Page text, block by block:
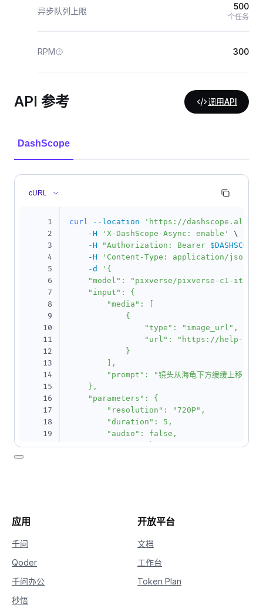
异步队列上限 500
个任务
RPM 300
API 参考 调用API
DashScope
cURL
1
2
3
4
5
6
7
8
9
10
11
12
13
14
15
16
17
18
19
20
curl --location
'https://
-H
'X-DashScope-Async: enable'
\
-H
"Authorization: Bearer
-H
'Content-Type: application/json'
-d
'{
    "model": "pixverse/pixverse-c1-it2v",
    "input": {
        "media": [
            {
                "type": "image_url",
"url": "https://help-
            }
        ],
"prompt": "镜头从海龟下方缓缓上移，海
    },
    "parameters": {
        "resolution": "720P",
        "duration": 5,
        "audio": false,
        "watermark": true
应用
千问
Qoder
千问办公
秒悟
开放平台
文档
工作台
Token Plan